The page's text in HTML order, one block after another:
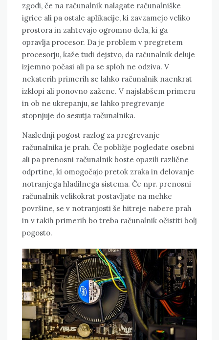
zgodi, če na računalnik nalagate računalniške
igrice ali pa ostale aplikacije, ki zavzamejo veliko
prostora in zahtevajo ogromno dela, ki ga
opravlja procesor. Da je problem v pregretem
procesorju, kaže tudi dejstvo, da računalnik deluje
izjemno počasi ali pa se sploh ne odziva. V
nekaterih primerih se lahko računalnik naenkrat
izklopi ali ponovno zažene. V najslabšem primeru
in ob ne ukrepanju, se lahko pregrevanje
stopnjuje do sesutja računalnika.
Naslednji pogost razlog za pregrevanje
računalnika je prah. Če pobližje pogledate osebni
ali pa prenosni računalnik boste opazili različne
odprtine, ki omogočajo pretok zraka in delovanje
notranjega hladilnega sistema. Če npr. prenosni
računalnik velikokrat postavljate na mehke
površine, se v notranjosti še hitreje nabere prah
in v takih primerih bo treba računalnik očistiti bolj
pogosto.